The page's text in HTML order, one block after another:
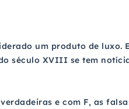
um produto de luxo.
século XVIII se tem
e com F, as